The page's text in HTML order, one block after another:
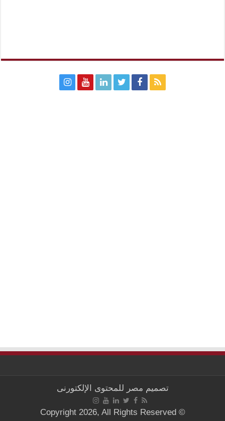
تصميم مصر للمحتوى الإلكتورنى
© Copyright 2026, All Rights Reserved